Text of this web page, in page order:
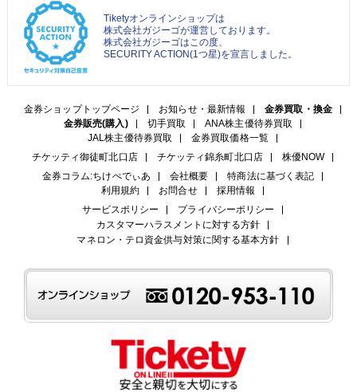
Tiketyオンラインショップは
株式会社ガジーゴが運営しております。
株式会社ガジーゴはこの度、
SECURITY ACTION(1つ星)を宣言しました。
金券ショップトップページ お知らせ・最新情報
金券買取・換金
金券販売(購入)
切手買取
ANA株主優待券買取
JAL株主優待券買取
金券買取価格一覧
チケッティ御徒町北口店
チケッティ錦糸町北口店
株優NOW
金券コラム:ちけぺでぃあ
会社概要
特商法に基づく表記
利用規約
お問合せ
採用情報
サービスポリシー
プライバシーポリシー
カスタマーハラスメントに対する方針
マネロン・テロ資金供与対策に関する基本方針